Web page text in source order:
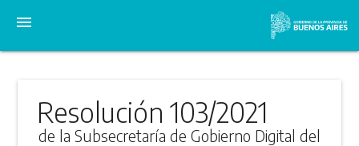
menu
Resolución 103/2021
de la Subsecretaría de Gobierno Digital del